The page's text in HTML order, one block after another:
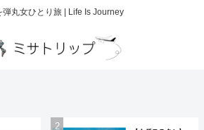
弾丸女ひとり旅 | Life Is Journey